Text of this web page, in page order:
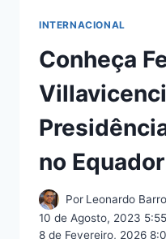
INTERNACIONAL
Conheça
no Equador
Por Leonardo
10 de Agosto, 2023
8 de Fevereiro, 2026